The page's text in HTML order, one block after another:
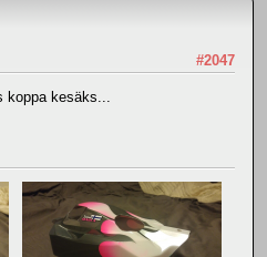
#2047
koppa kesäks...